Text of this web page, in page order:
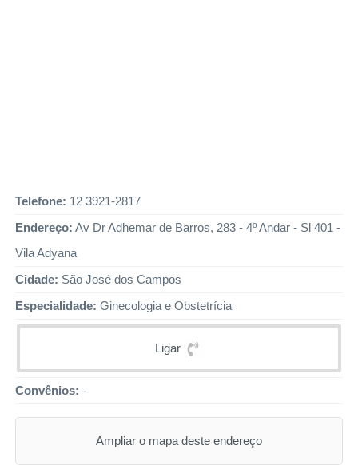
Telefone: 12 3921-2817
Endereço: Av Dr Adhemar de Barros, 283 - 4º Andar - Sl 401 -
Vila Adyana
Cidade: São José dos Campos
Especialidade: Ginecologia e Obstetrícia
Ligar
Convênios: -
Ampliar o mapa deste endereço